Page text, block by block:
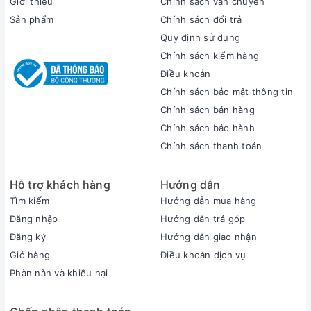
Không gian lưu trữ rộng lớn đến từ ổ cứng SSD 512 GB
, đồng thời hỗ trợ mở và vận hành máy hay các ứng
dụng một cách nhanh chóng chỉ trong vài giây. Đặc biệt,
người dùng có thể dễ dàng tháo lắp thay thế bằng thanh
khác tối đa1 TB, tối ưu hơn cho mọi yêu cầu từ bạn.
Nâng cấp bộ nhớ dễ dàng và thuận lợi hơn nhờ laptop được
HDD SATA(nâng cấp tối đa2 TB
(nâng cấp tối đa1 TB), hỗ trợ bạn
Sản phẩm
Chính sách đổi trả
Quy định sử dụng
Chính sách kiểm hàng
Điều khoản
Chính sách bảo mật thông tin
Chính sách bán hàng
Chính sách bảo hành
Chính sách thanh toán
Hỗ trợ khách hàng
Tìm kiếm
Đăng nhập
Đăng ký
Giỏ hàng
Phàn nàn và khiếu nại
Hướng dẫn
Hướng dẫn mua hàng
Hướng dẫn trả góp
Hướng dẫn giao nhận
Điều khoản dịch vụ